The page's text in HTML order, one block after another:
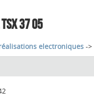
TSX 37 05
electroniques ->